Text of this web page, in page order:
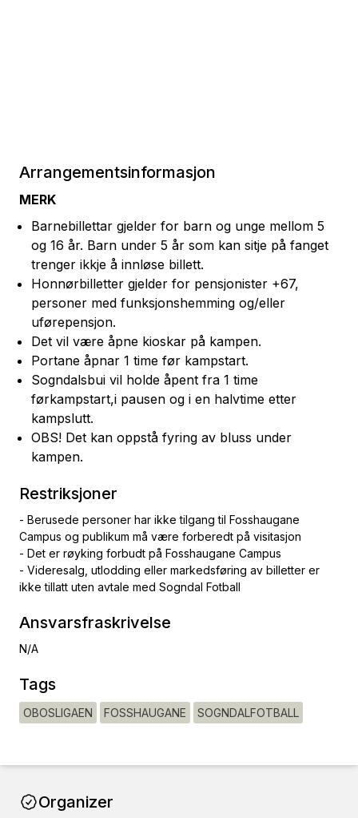
Arrangementsinformasjon
MERK
Barnebillettar gjelder for barn og unge mellom 5
og 16 år. Barn under 5 år som kan sitje på fanget
trenger ikkje å innløse billett.
Honnørbilletter gjelder for pensjonister +67,
personer med funksjonshemming og/eller
uførepensjon.
Det vil være åpne kioskar på kampen.
Portane åpnar 1 time før kampstart.
Sogndalsbui vil holde åpent fra 1 time
førkampstart,i pausen og i en halvtime etter
kampslutt.
OBS! Det kan oppstå fyring av bluss under
kampen.
Restriksjoner
- Berusede personer har ikke tilgang til Fosshaugane
Campus og publikum må være forberedt på visitasjon
- Det er røyking forbudt på Fosshaugane Campus
- Videresalg, utlodding eller markedsføring av billetter er
ikke tillatt uten avtale med Sogndal Fotball
Ansvarsfraskrivelse
N/A
Tags
OBOSLIGAEN FOSSHAUGANE SOGNDALFOTBALL
Organizer